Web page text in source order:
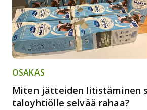
OSAKAS
Miten jätteiden litistäminen
taloyhtiölle selvää rahaa?